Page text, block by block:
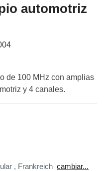
automotriz
de 100 MHz con amplias
y 4 canales.
, Frankreich cambiar...